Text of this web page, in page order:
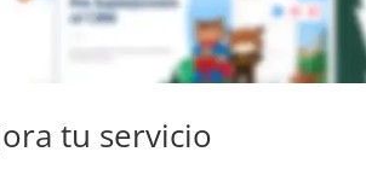
tu servicio